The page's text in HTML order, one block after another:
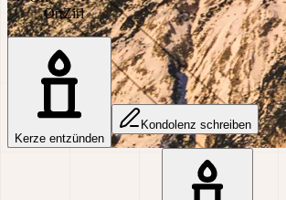
OrtZirl
Kerze entzünden
Kondolenz schreiben